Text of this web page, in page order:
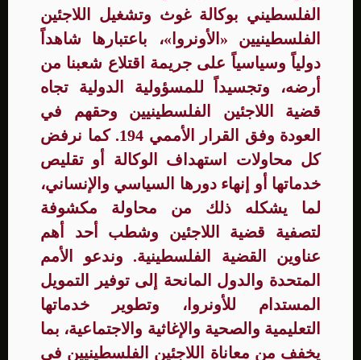
الفلسطيني بوكالة غوث وتشغيل اللاجئين
الفلسطينيين «الأونروا»، باعتبارها شاهداً
دولياً وسياسياً على جريمة اقتلاع شعبنا من
أرضه، وتجسيداً للمسؤولية الدولية تجاه
قضية اللاجئين الفلسطينيين وحقهم في
العودة وفق القرار الأممي 194. كما نرفض
كل محاولات استهداف الوكالة أو تقليص
خدماتها أو إنهاء دورها السياسي والإنساني،
لما يشكله ذلك من محاولة مكشوفة
لتصفية قضية اللاجئين وشطب أحد أهم
عناوين القضية الفلسطينية. وندعو الأمم
المتحدة والدول المانحة إلى توفير التمويل
المستدام للأونروا، وتطوير خدماتها
التعليمية والصحية والإغاثية والاجتماعية، بما
يخفف من معاناة اللاجئين الفلسطينيين في